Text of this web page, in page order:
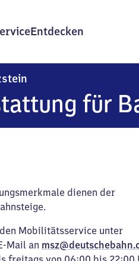
Entdecken
für
dienen der
Mobilitätsservice unter
Mail an